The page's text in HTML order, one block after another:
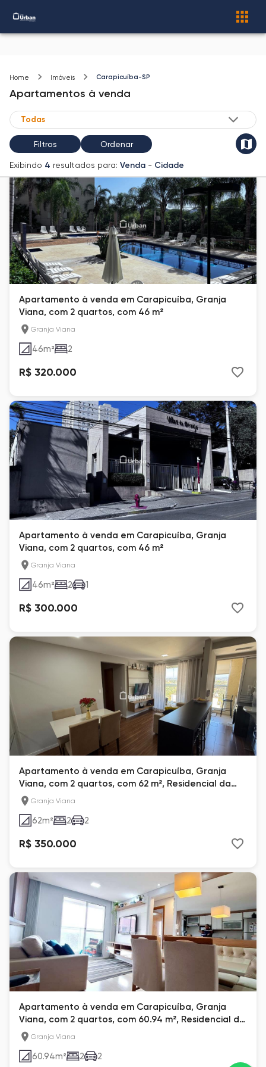
Home Imóveis Carapicuíba-SP
Apartamentos à venda
Filtros Ordenar
Exibindo 4 resultados para: Venda - Cidade
Apartamento à venda em Carapicuíba, Granja
Viana, com 2 quartos, com 46 m²
Granja Viana
46m² 2
R$ 320.000
Apartamento à venda em Carapicuíba, Granja
Viana, com 2 quartos, com 46 m²
Granja Viana
46m² 2 1
R$ 300.000
Apartamento à venda em Carapicuíba, Granja
Viana, com 2 quartos, com 62 m², Residencial da
Granja
Granja Viana
62m² 2 2
R$ 350.000
Apartamento à venda em Carapicuíba, Granja
Viana, com 2 quartos, com 60.94 m², Residencial da
Granja
Granja Viana
60.94m² 2 2